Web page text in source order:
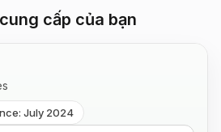
cấp của bạn
July 2024